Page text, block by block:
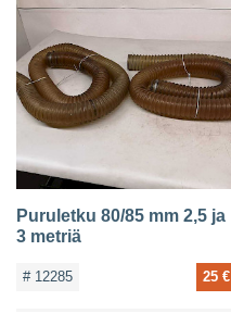
Puruletku 80/85 mm 2,5 ja
3 metriä
# 12285 25 €